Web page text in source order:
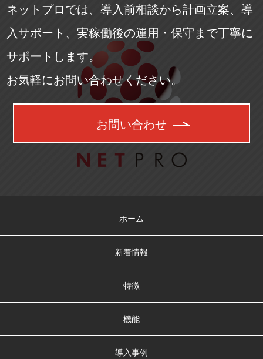
ネットプロでは、導入前相談から計画立案、導
入サポート、実稼働後の運用・保守まで丁寧に
サポートします。
お気軽にお問い合わせください。
お問い合わせ
ホーム
新着情報
特徴
機能
導入事例